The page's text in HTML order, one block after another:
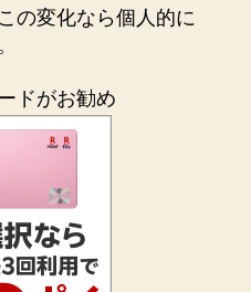
の変化なら個人的に
ドがお勧め